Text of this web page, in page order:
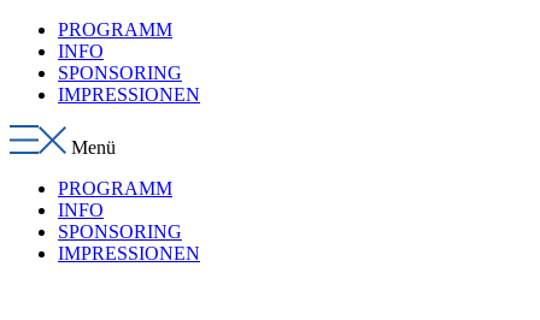
Zum
Inhalt
wechseln
PROGRAMM
INFO
SPONSORING
IMPRESSIONEN
Menü
PROGRAMM
INFO
SPONSORING
IMPRESSIONEN